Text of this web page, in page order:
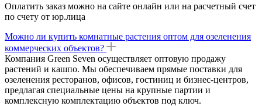
Оплатить заказ можно на сайте онлайн или на расчетный счет
по счету от юр.лица
Можно ли купить комнатные растения оптом для озеленения
коммерческих объектов?
Компания Green Seven осуществляет оптовую продажу
растений и кашпо. Мы обеспечиваем прямые поставки для
озеленения ресторанов, офисов, гостиниц и бизнес-центров,
предлагая специальные цены на крупные партии и
комплексную комплектацию объектов под ключ.